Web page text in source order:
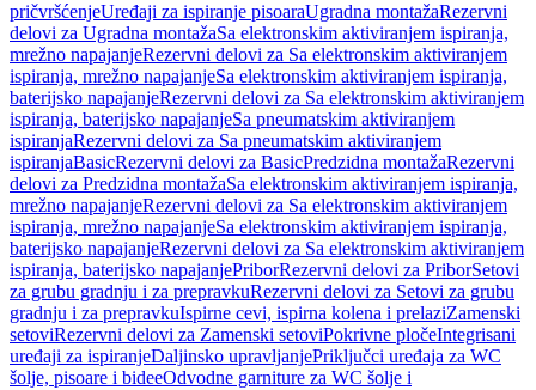
pričvršćenjeUređaji za ispiranje pisoaraUgradna montažaRezervni
delovi za Ugradna montažaSa elektronskim aktiviranjem ispiranja,
mrežno napajanjeRezervni delovi za Sa elektronskim aktiviranjem
ispiranja, mrežno napajanjeSa elektronskim aktiviranjem ispiranja,
baterijsko napajanjeRezervni delovi za Sa elektronskim aktiviranjem
ispiranja, baterijsko napajanjeSa pneumatskim aktiviranjem
ispiranjaRezervni delovi za Sa pneumatskim aktiviranjem
ispiranjaBasicRezervni delovi za BasicPredzidna montažaRezervni
delovi za Predzidna montažaSa elektronskim aktiviranjem ispiranja,
mrežno napajanjeRezervni delovi za Sa elektronskim aktiviranjem
ispiranja, mrežno napajanjeSa elektronskim aktiviranjem ispiranja,
baterijsko napajanjeRezervni delovi za Sa elektronskim aktiviranjem
ispiranja, baterijsko napajanjePriborRezervni delovi za PriborSetovi
za grubu gradnju i za prepravkuRezervni delovi za Setovi za grubu
gradnju i za prepravkuIspirne cevi, ispirna kolena i prelaziZamenski
setoviRezervni delovi za Zamenski setoviPokrivne pločeIntegrisani
uređaji za ispiranjeDaljinsko upravljanjePriključci uređaja za WC
šolje, pisoare i bideeOdvodne garniture za WC šolje i